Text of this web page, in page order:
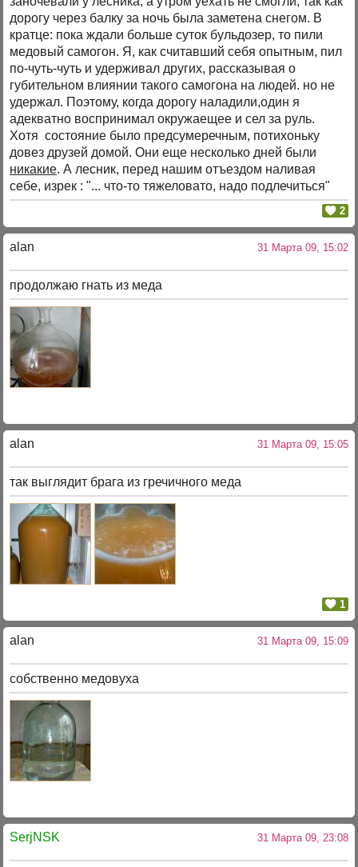
дорогу через балку за ночь была заметена снегом. В
кратце: пока ждали больше суток бульдозер, то пили
медовый самогон. Я, как считавший себя опытным, пил
по-чуть-чуть и удерживал других, рассказывая о
губительном влиянии такого самогона на людей. но не
удержал. Поэтому, когда дорогу наладили,один я
адекватно воспринимал окружаещее и сел за руль.
Хотя состояние было предсумеречным, потихоньку
довез друзей домой. Они еще несколько дней были
никакие. А лесник, перед нашим отъездом наливая
себе, изрек : "... что-то тяжеловато, надо подлечиться"
2
alan 31 Марта 09, 15:02
продолжаю гнать из меда
alan 31 Марта 09, 15:05
так выглядит брага из гречичного меда
1
alan 31 Марта 09, 15:09
собственно медовуха
SerjNSK 31 Марта 09, 23:08